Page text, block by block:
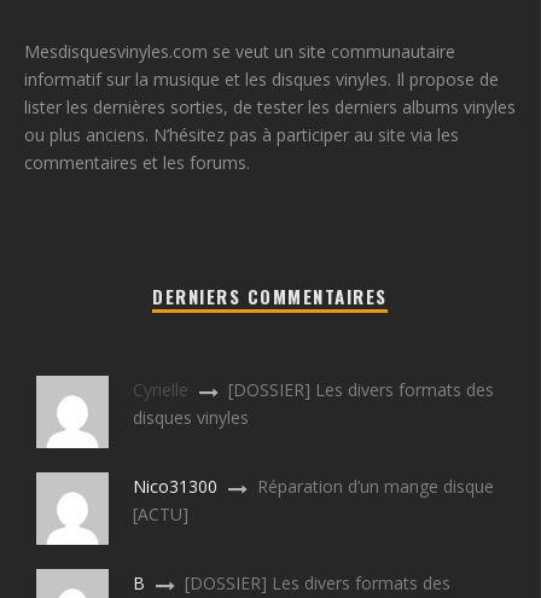
Mesdisquesvinyles.com se veut un site communautaire
informatif sur la musique et les disques vinyles. Il propose de
lister les dernières sorties, de tester les derniers albums vinyles
ou plus anciens. N’hésitez pas à participer au site via les
commentaires et les forums.
DERNIERS COMMENTAIRES
Cyrielle
[DOSSIER] Les divers formats des
disques vinyles
Nico31300
Réparation d’un mange disque
[ACTU]
B
[DOSSIER] Les divers formats des